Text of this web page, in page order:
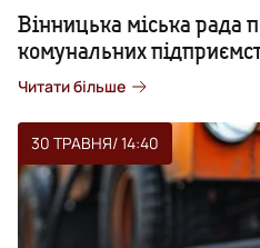
Вінницька міська рада
комунальних
Читати більше
30 ТРАВНЯ/ 14:40